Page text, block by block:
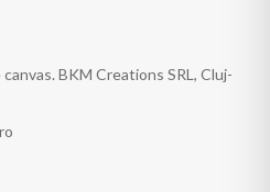
BKM Creations SRL, Cluj-